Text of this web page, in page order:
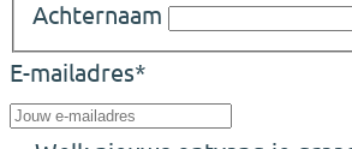
Achternaam
E-mailadres*